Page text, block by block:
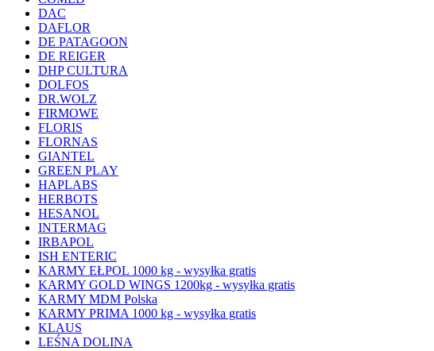
DAC
DAFLOR
DE PATAGOON
DE REIGER
DHP CULTURA
DOLFOS
DR.WOLZ
FIRMOWE
FLORIS
FLORNAS
GIANTEL
GREEN PLAY
HAPLABS
HERBOTS
HESANOL
INTERMAG
IRBAPOL
ISH ENTERIC
KARMY EŁPOL 1000 kg - wysyłka gratis
KARMY GOLD WINGS 1200kg - wysyłka gratis
KARMY MDM Polska
KARMY PRIMA 1000 kg - wysyłka gratis
KLAUS
LEŚNA DOLINA